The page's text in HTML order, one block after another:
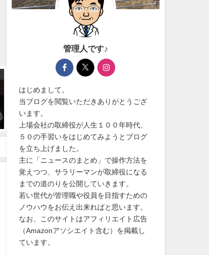
アフィリエイト
【先行販売】Nintendo World
Championships ファミコン世界
大会 Special Edition レビュー
ニンテンドー任天堂 7月18日発
売
2024年5月13日
ソイリッチ豆乳メーカーの
用術
2024年4月23日
管理人です♪
はじめまして。
当ブログを閲覧いただきありがとうござ
います。
上場会社の取締役が人生１００年時代、
５０の手習いをはじめてみようとブログ
を立ち上げました。
主に「ニュースのまとめ」で操作方法を
覚えつつ、サラリーマンが取締役になる
までの道のりを公開していきます。
若い世代が管理職や役員を目指すための
ノウハウをお伝え出来ればと思います。
なお、このサイトはアフィリエイト広告
（Amazonアソシエイト含む）を掲載し
ています。